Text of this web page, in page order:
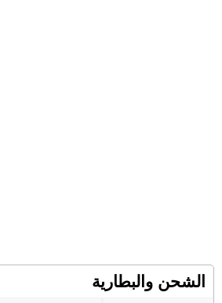
الشحن والبطارية